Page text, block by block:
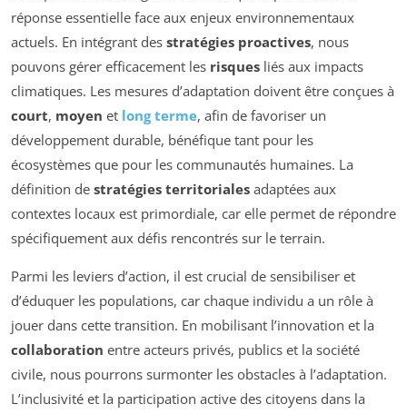
réponse essentielle face aux enjeux environnementaux
actuels. En intégrant des stratégies proactives, nous
pouvons gérer efficacement les risques liés aux impacts
climatiques. Les mesures d’adaptation doivent être conçues à
court, moyen et long terme, afin de favoriser un
développement durable, bénéfique tant pour les
écosystèmes que pour les communautés humaines. La
définition de stratégies territoriales adaptées aux
contextes locaux est primordiale, car elle permet de répondre
spécifiquement aux défis rencontrés sur le terrain.
Parmi les leviers d’action, il est crucial de sensibiliser et
d’éduquer les populations, car chaque individu a un rôle à
jouer dans cette transition. En mobilisant l’innovation et la
collaboration entre acteurs privés, publics et la société
civile, nous pourrons surmonter les obstacles à l’adaptation.
L’inclusivité et la participation active des citoyens dans la